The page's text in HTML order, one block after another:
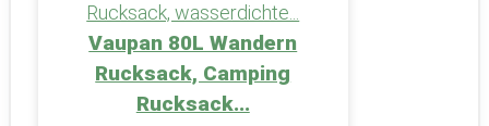
Vaupan 80L Wandern
Rucksack, Camping
Rucksack...